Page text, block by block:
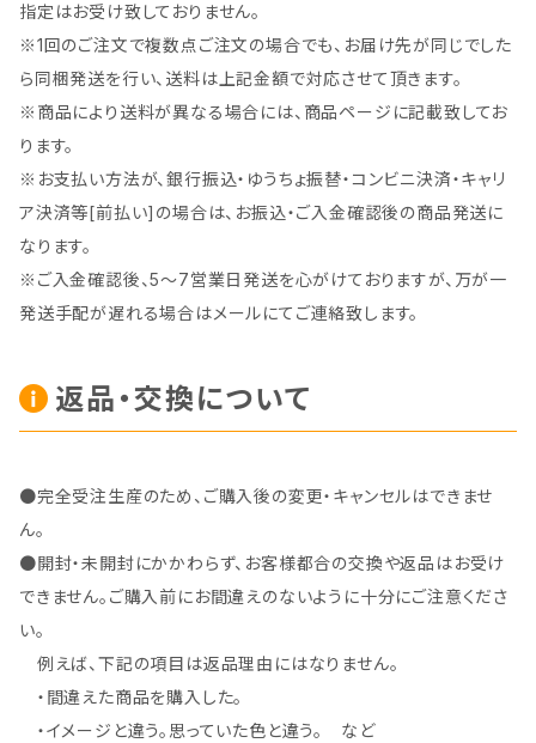
指定はお受け致しておりません。
※1回のご注文で複数点ご注文の場合でも、お届け先が同じでした
ら同梱発送を行い、送料は上記金額で対応させて頂きます。
※商品により送料が異なる場合には、商品ページに記載致してお
ります。
※お支払い方法が、銀行振込・ゆうちょ振替・コンビニ決済・キャリ
ア決済等[前払い]の場合は、お振込・ご入金確認後の商品発送に
なります。
※ご入金確認後、5～7営業日発送を心がけておりますが、万が一
発送手配が遅れる場合はメールにてご連絡致します。
返品・交換について
●完全受注生産のため、ご購入後の変更・キャンセルはできませ
ん。
●開封・未開封にかかわらず、お客様都合の交換や返品はお受け
できません。ご購入前にお間違えのないように十分にご注意くださ
い。
例えば、下記の項目は返品理由にはなりません。
・間違えた商品を購入した。
・イメージと違う。思っていた色と違う。 など